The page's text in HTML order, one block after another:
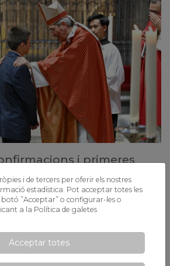
i primeres
rebut la Confirmació a la Catedral de
3r de Primària han celebrat la seva
de Xaloc.
i de tercers per oferir els nostres
estadística. Pot acceptar totes les
”Acceptar” o configurar-les o
a la Política de galetes
Acceptar totes